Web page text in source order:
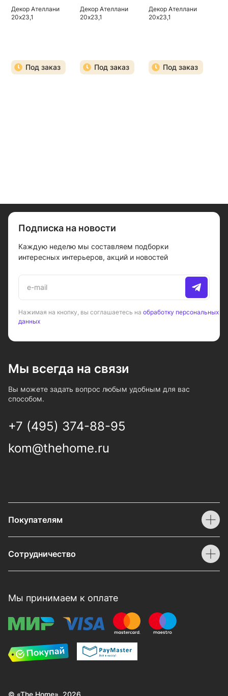
Декор Ателлани
20х23,1
Под заказ
Декор Ателлани
20х23,1
Под заказ
Декор Ателлани
20х23,1
Под заказ
Подписка на новости
Каждую неделю мы составляем подборки
интересных интерьеров, акций и новостей
Нажимая на кнопку, вы соглашаетесь на обработку персональных
данных
Мы всегда на связи
Вы можете задать вопрос любым удобным для вас
способом.
+7 (495) 374-88-95
kom@thehome.ru
Покупателям
Сотрудничество
Мы принимаем к оплате
© «The Home», 2026